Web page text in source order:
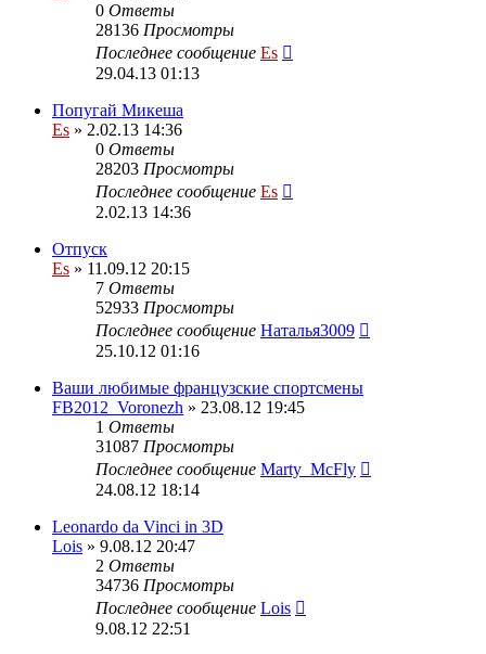
0 Ответы
28136 Просмотры
Последнее сообщение Es
29.04.13 01:13
Попугай Микеша
Es » 2.02.13 14:36
0 Ответы
28203 Просмотры
Последнее сообщение Es
2.02.13 14:36
Отпуск
Es » 11.09.12 20:15
7 Ответы
52933 Просмотры
Последнее сообщение Наталья3009
25.10.12 01:16
Ваши любимые французские спортсмены
FB2012_Voronezh » 23.08.12 19:45
1 Ответы
31087 Просмотры
Последнее сообщение Marty_McFly
24.08.12 18:14
Leonardo da Vinci in 3D
Lois » 9.08.12 20:47
2 Ответы
34736 Просмотры
Последнее сообщение Lois
9.08.12 22:51